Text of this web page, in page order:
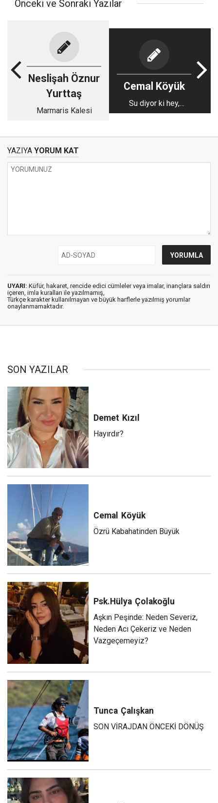
Önceki ve Sonraki Yazılar
Neslişah Öznur
Yurttaş
Marmaris Kalesi
Cemal Köyük
Su diyor ki hey,
"İnsanoğlu "
YAZIYA YORUM KAT
UYARI: Küfür, hakaret, rencide edici cümleler veya imalar, inançlara saldırı
içeren, imla kuralları ile yazılmamış,
Türkçe karakter kullanılmayan ve büyük harflerle yazılmış yorumlar
onaylanmamaktadır.
SON YAZILAR
Demet Kızıl
Hayırdır?
Cemal Köyük
Özrü Kabahatinden Büyük
Psk.Hülya Çolakoğlu
Aşkın Peşinde: Neden Severiz,
Neden Acı Çekeriz ve Neden
Vazgeçemeyiz?
Tunca Çalışkan
SON VİRAJDAN ÖNCEKİ DÖNÜŞ